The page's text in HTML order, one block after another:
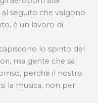
seguito che valgono
è un lavoro di
lo spirito del
ma gente che sa
perché il nostro
la musica, non per